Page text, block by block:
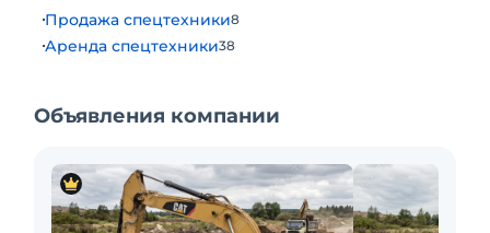
Продажа спецтехники8
Аренда спецтехники38
Объявления компании